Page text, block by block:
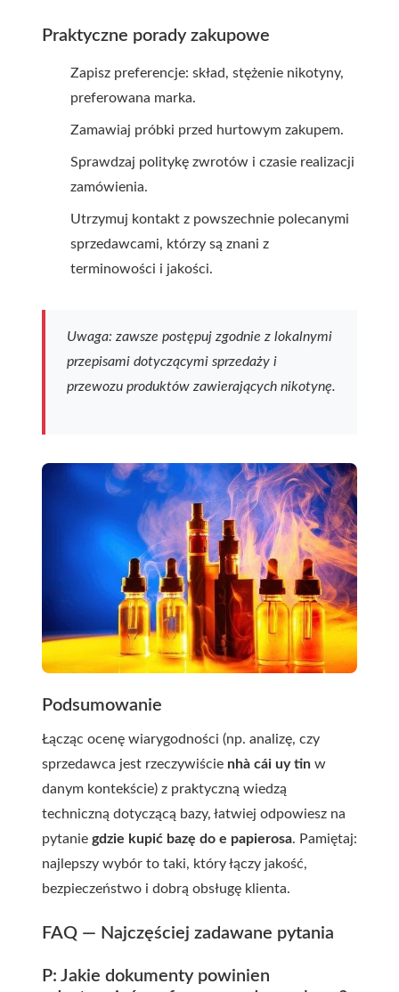
Praktyczne porady zakupowe
Zapisz preferencje: skład, stężenie nikotyny,
preferowana marka.
Zamawiaj próbki przed hurtowym zakupem.
Sprawdzaj politykę zwrotów i czasie realizacji
zamówienia.
Utrzymuj kontakt z powszechnie polecanymi
sprzedawcami, którzy są znani z
terminowości i jakości.
Uwaga: zawsze postępuj zgodnie z lokalnymi
przepisami dotyczącymi sprzedaży i
przewozu produktów zawierających nikotynę.
Podsumowanie
Łącząc ocenę wiarygodności (np. analizę, czy
sprzedawca jest rzeczywiście nhà cái uy tin w
danym kontekście) z praktyczną wiedzą
techniczną dotyczącą bazy, łatwiej odpowiesz na
pytanie gdzie kupić bazę do e papierosa. Pamiętaj:
najlepszy wybór to taki, który łączy jakość,
bezpieczeństwo i dobrą obsługę klienta.
FAQ — Najczęściej zadawane pytania
P: Jakie dokumenty powinien